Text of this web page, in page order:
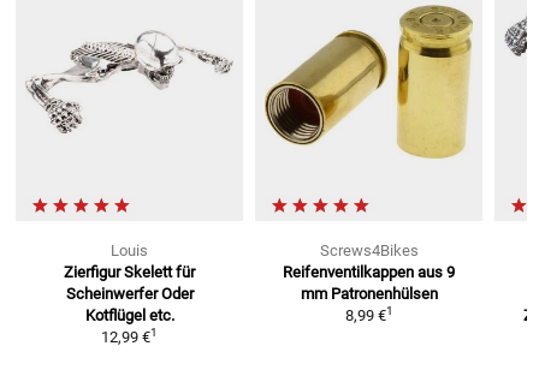
Louis
Zierfigur Skelett für
Scheinwerfer Oder
Kotflügel etc.
12,99 €1
Screws4Bikes
Reifenventilkappen aus 9
mm Patronenhülsen
8,99 €1